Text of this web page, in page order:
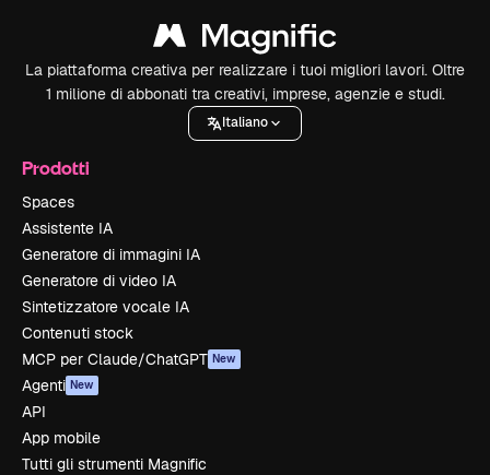
La piattaforma creativa per realizzare i tuoi migliori lavori. Oltre
1 milione di abbonati tra creativi, imprese, agenzie e studi.
Italiano
Prodotti
Spaces
Assistente IA
Generatore di immagini IA
Generatore di video IA
Sintetizzatore vocale IA
Contenuti stock
MCP per Claude/ChatGPT New
Agenti New
API
App mobile
Tutti gli strumenti Magnific